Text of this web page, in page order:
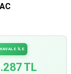
HAVALE İLE
TL